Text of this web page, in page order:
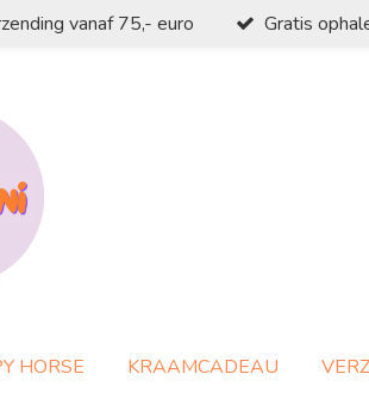
vanaf 75,- euro Gratis
HORSE KRAAMCADEAU